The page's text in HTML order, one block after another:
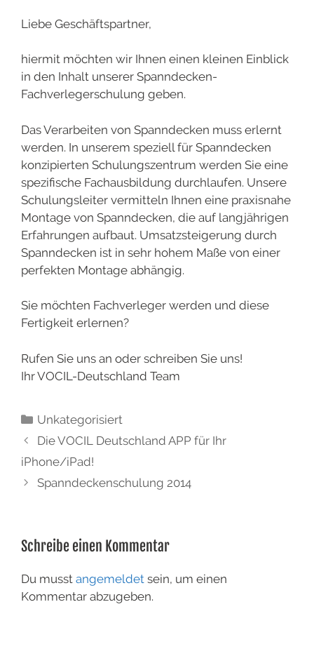
Liebe Geschäftspartner,
hiermit möchten wir Ihnen einen kleinen Einblick
in den Inhalt unserer Spanndecken-
Fachverlegerschulung geben.
Das Verarbeiten von Spanndecken muss erlernt
werden. In unserem speziell für Spanndecken
konzipierten Schulungszentrum werden Sie eine
spezifische Fachausbildung durchlaufen. Unsere
Schulungsleiter vermitteln Ihnen eine praxisnahe
Montage von Spanndecken, die auf langjährigen
Erfahrungen aufbaut. Umsatzsteigerung durch
Spanndecken ist in sehr hohem Maße von einer
perfekten Montage abhängig.
Sie möchten Fachverleger werden und diese
Fertigkeit erlernen?
Rufen Sie uns an oder schreiben Sie uns!
Ihr VOCIL-Deutschland Team
Unkategorisiert
Die VOCIL Deutschland APP für Ihr
iPhone/iPad!
Spanndeckenschulung 2014
Schreibe einen Kommentar
Du musst angemeldet sein, um einen
Kommentar abzugeben.